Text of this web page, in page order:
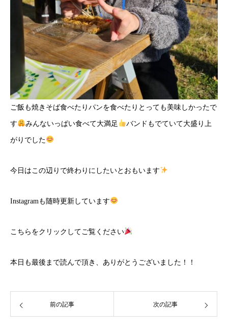
ご飯も焼きそば食べたりパンを食べたりとっても美味しかったで
す みんないっぱい食べて大満足 バンドもでていて大盛り上
がりでした
今日はこの辺りで終わりにしたいとおもいます
Instagramも随時更新しています
こちら をクリックしてご覧ください
本日も最後まで読んで頂き、ありがとうございました！！
前の記事 次の記事